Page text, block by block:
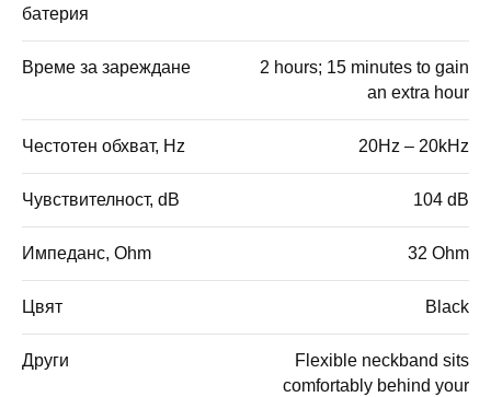
батерия
Време за зареждане
2 hours; 15 minutes to gain
an extra hour
Честотен обхват, Hz 20Hz – 20kHz
Чувствителност, dB 104 dB
Импеданс, Ohm 32 Ohm
Цвят Black
Други
Flexible neckband sits
comfortably behind your